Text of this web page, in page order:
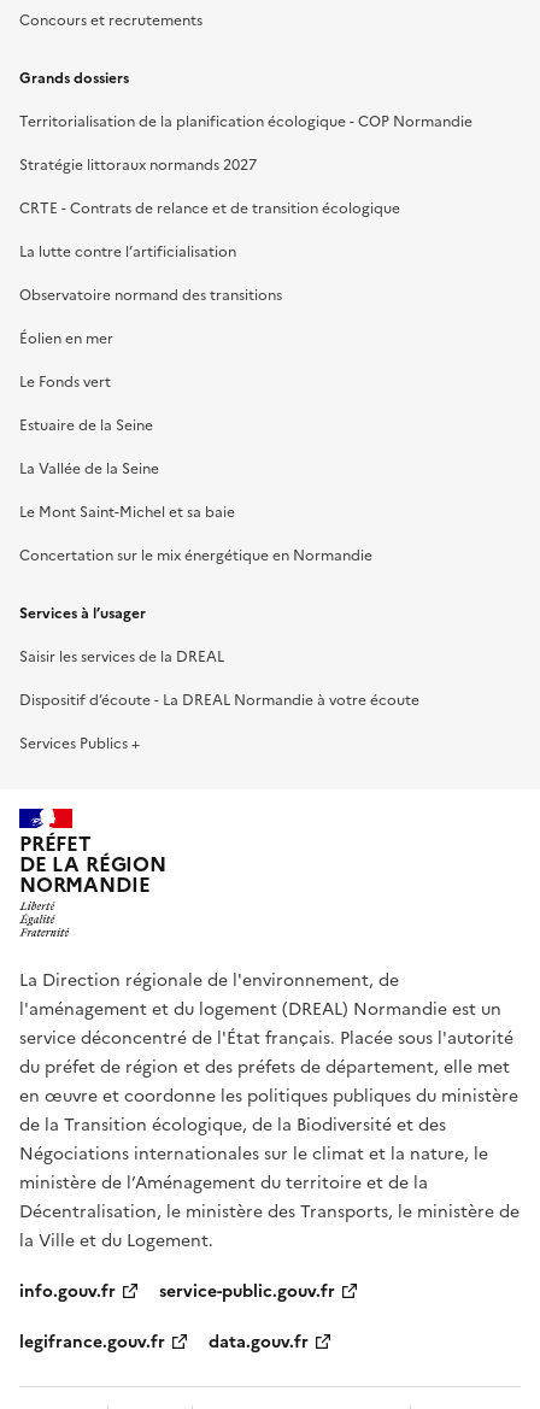
Concours et recrutements
Grands dossiers
Territorialisation de la planification écologique - COP Normandie
Stratégie littoraux normands 2027
CRTE - Contrats de relance et de transition écologique
La lutte contre l’artificialisation
Observatoire normand des transitions
Éolien en mer
Le Fonds vert
Estuaire de la Seine
La Vallée de la Seine
Le Mont Saint-Michel et sa baie
Concertation sur le mix énergétique en Normandie
Services à l’usager
Saisir les services de la DREAL
Dispositif d’écoute - La DREAL Normandie à votre écoute
Services Publics +
PRÉFET
DE LA RÉGION
NORMANDIE
La Direction régionale de l'environnement, de
l'aménagement et du logement (DREAL) Normandie est un
service déconcentré de l'État français. Placée sous l'autorité
du préfet de région et des préfets de département, elle met
en œuvre et coordonne les politiques publiques du ministère
de la Transition écologique, de la Biodiversité et des
Négociations internationales sur le climat et la nature, le
ministère de l’Aménagement du territoire et de la
Décentralisation, le ministère des Transports, le ministère de
la Ville et du Logement.
info.gouv.fr
service-public.gouv.fr
legifrance.gouv.fr
data.gouv.fr